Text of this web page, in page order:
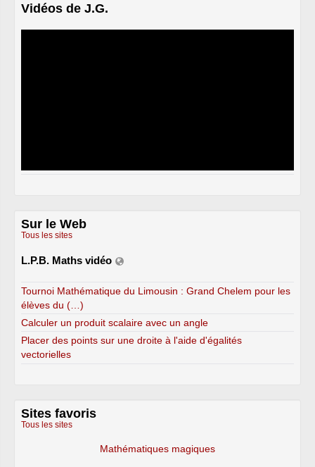
Vidéos de J.G.
Sur le Web
Tous les sites
L.P.B. Maths vidéo
Tournoi Mathématique du Limousin : Grand Chelem pour les
élèves du (…)
Calculer un produit scalaire avec un angle
Placer des points sur une droite à l'aide d'égalités
vectorielles
Sites favoris
Tous les sites
Mathématiques magiques